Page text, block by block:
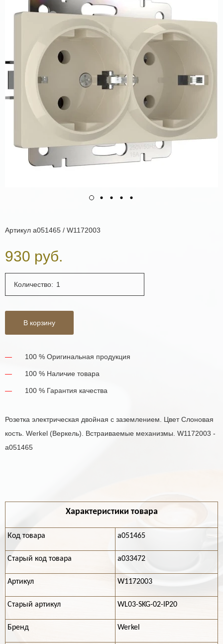
Артикул a051465 / W1172003
930 руб.
Количество:
В корзину
100 % Оригинальная продукция
100 % Наличие товара
100 % Гарантия качества
Розетка электрическая двойная с заземлением. Цвет Слоновая
кость. Werkel (Веркель). Встраиваемые механизмы. W1172003 -
a051465
Характеристики товара
Код товара a051465
Старый код товара a033472
Артикул W1172003
Старый артикул WL03-SKG-02-IP20
Бренд Werkel